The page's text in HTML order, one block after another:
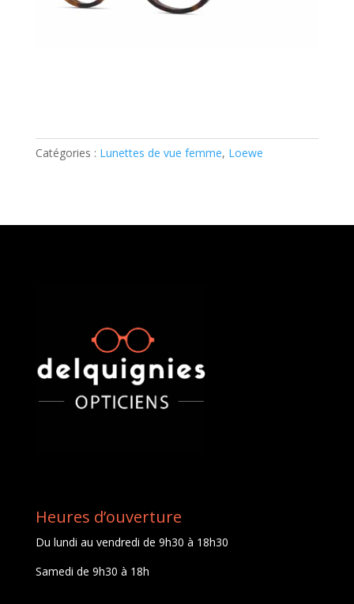
Catégories : Lunettes de vue femme, Loewe
Heures d’ouverture
Du lundi au vendredi de 9h30 à 18h30
Samedi de 9h30 à 18h